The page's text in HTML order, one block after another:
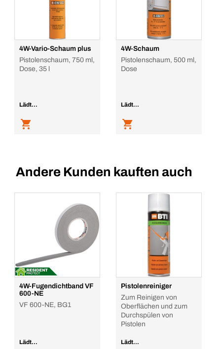
4W-Vario-Schaum plus
Pistolenschaum, 750 ml,
Dose, 35 l
Lädt...
4W-Schaum
Pistolenschaum, 500 ml,
Dose
Lädt...
Andere Kunden kauften auch
4W-Fugendichtband VF
600-NE
VF 600-NE, BG1
Lädt...
Pistolenreiniger
Zum Reinigen von
Oberflächen und zum
Durchspülen von
Pistolen
Lädt...